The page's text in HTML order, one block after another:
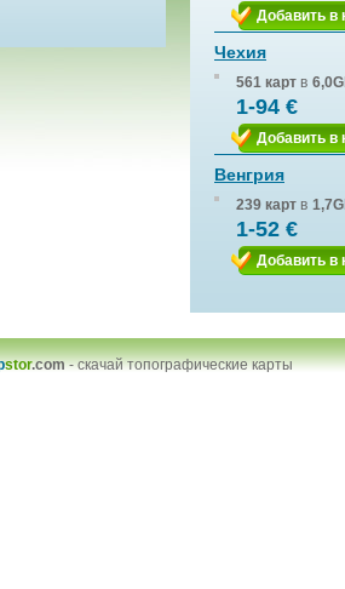
Добавить в
Чехия
561 карт в
1-94 €
Добавить в
Венгрия
239 карт в
1-52 €
Добавить в
stor.com-скачай топографические карты